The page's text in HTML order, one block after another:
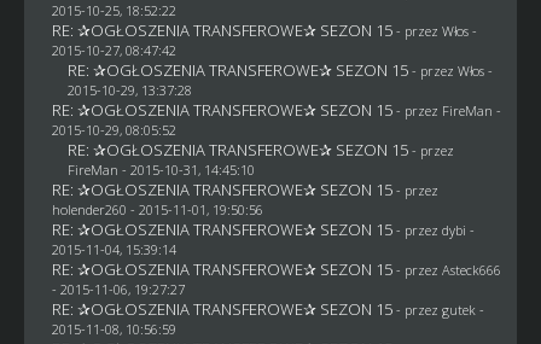
2015-10-25, 18:52:22
RE: ✰OGŁOSZENIA TRANSFEROWE✰ SEZON 15 - przez Włos-
2015-10-27, 08:47:42
RE: ✰OGŁOSZENIA TRANSFEROWE✰ SEZON 15 - przez Włos-
2015-10-29, 13:37:28
RE: ✰OGŁOSZENIA TRANSFEROWE✰ SEZON 15 - przez FireMan -
2015-10-29, 08:05:52
RE: ✰OGŁOSZENIA TRANSFEROWE✰ SEZON 15 - przez
FireMan - 2015-10-31, 14:45:10
RE: ✰OGŁOSZENIA TRANSFEROWE✰ SEZON 15 - przez
holender260 - 2015-11-01, 19:50:56
RE: ✰OGŁOSZENIA TRANSFEROWE✰ SEZON 15 - przez dybi -
2015-11-04, 15:39:14
RE: ✰OGŁOSZENIA TRANSFEROWE✰ SEZON 15 - przez Asteck666
- 2015-11-06, 19:27:27
RE: ✰OGŁOSZENIA TRANSFEROWE✰ SEZON 15 - przez gutek-
2015-11-08, 10:56:59